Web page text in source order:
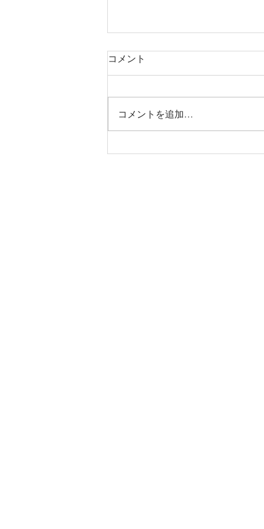
烏丸御池個室美容院＊ツート
コメント
コメントを追加…